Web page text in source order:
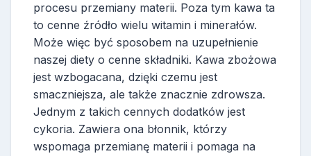
procesu przemiany materii. Poza tym kawa ta
to cenne źródło wielu witamin i minerałów.
Może więc być sposobem na uzupełnienie
naszej diety o cenne składniki. Kawa zbożowa
jest wzbogacana, dzięki czemu jest
smaczniejsza, ale także znacznie zdrowsza.
Jednym z takich cennych dodatków jest
cykoria. Zawiera ona błonnik, którzy
wspomaga przemianę materii i pomaga na